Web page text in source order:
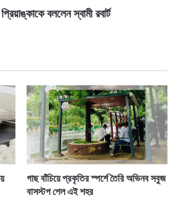
বললেন স্বামী রবার্ট
গাছ বাঁচিয়ে প্রকৃতির স্পর্শে তৈরি অভিনব সবুজ
বাসস্টপ পেল এই শহর